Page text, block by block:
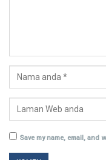
Save my name, email, and